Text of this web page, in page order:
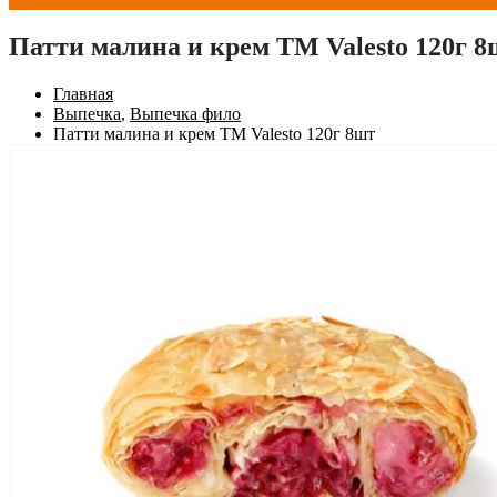
Патти малина и крем TM Valesto 120г
Главная
Выпечка, Выпечка фило
Патти малина и крем TM Valesto 120г 8шт